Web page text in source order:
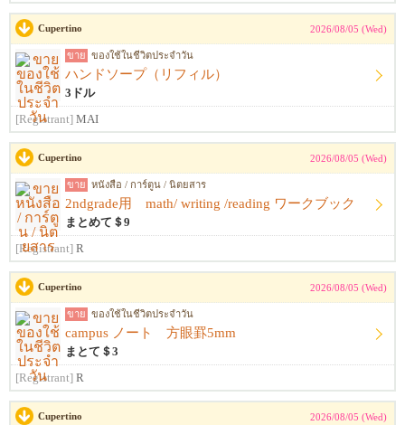
Cupertino 2026/08/05 (Wed)
ขาย ของใช้ในชีวิตประจำวัน
ハンドソープ（リフィル）
3ドル
[Registrant] MAI
Cupertino 2026/08/05 (Wed)
ขาย หนังสือ / การ์ตูน / นิตยสาร
2ndgrade用 math/ writing /reading ワークブック
まとめて＄9
[Registrant] R
Cupertino 2026/08/05 (Wed)
ขาย ของใช้ในชีวิตประจำวัน
campus ノート 方眼罫5mm
まとて＄3
[Registrant] R
Cupertino 2026/08/05 (Wed)